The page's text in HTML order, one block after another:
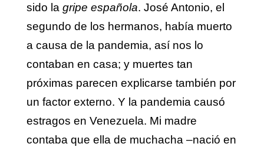
sido la gripe española. José Antonio, el
segundo de los hermanos, había muerto
a causa de la pandemia, así nos lo
contaban en casa; y muertes tan
próximas parecen explicarse también por
un factor externo. Y la pandemia causó
estragos en Venezuela. Mi madre
contaba que ella de muchacha –nació en